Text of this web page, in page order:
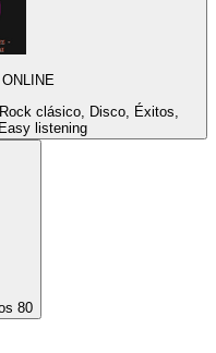
clásico, Disco, Éxitos,
listening
80